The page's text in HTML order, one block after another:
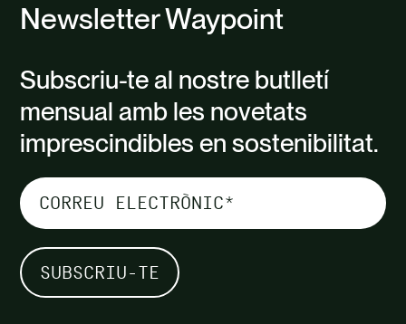
Newsletter Waypoint
Subscriu-te al nostre butlletí
mensual amb les novetats
imprescindibles en sostenibilitat.